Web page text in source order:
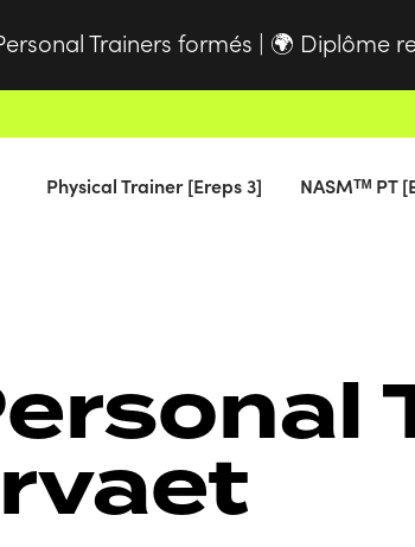
Trainers formés | 🌍 Diplôme
Physical Trainer [Ereps 3] NASMᵀᴹ PT